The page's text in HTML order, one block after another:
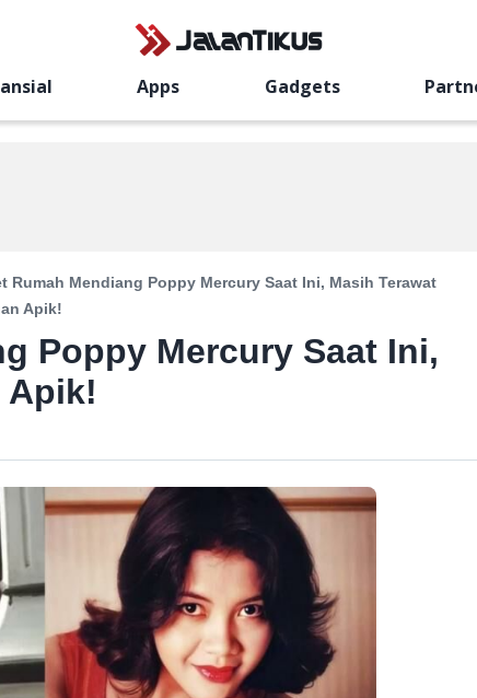
Apps Gadgets
Rumah Mendiang Poppy Mercury Saat Ini, Masih Terawat
Apik!
Poppy Mercury Saat Ini,
Apik!